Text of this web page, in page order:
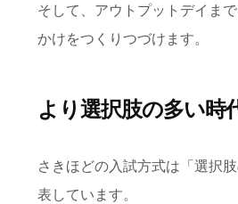
そして、アウトプットデイま
かけをつくりつづけます。
より選択肢の多い時
さきほどの入試方式は「選択
表しています。